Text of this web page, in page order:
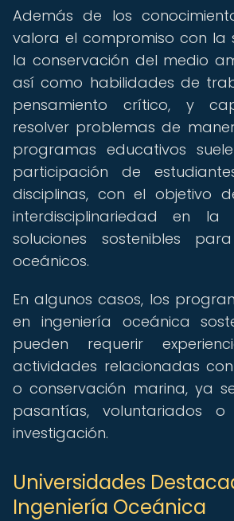
Además de los
valora el compromiso con la
la conservación del medio
así como habilidades de
pensamiento crítico, y
resolver problemas de
programas educativos
participación de
disciplinas, con el objetivo
interdisciplinariedad en la
soluciones sostenibles
oceánicos.
En algunos casos, los
en ingeniería oceánica
pueden requerir
actividades relacionadas
o conservación marina, ya
pasantías, voluntariados
investigación.
Universidades
Ingeniería Oceánica